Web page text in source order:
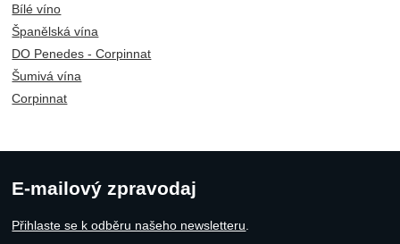
Bílé víno
Španělská vína
DO Penedes - Corpinnat
Šumivá vína
Corpinnat
E-mailový zpravodaj
Přihlaste se k odběru našeho newsletteru